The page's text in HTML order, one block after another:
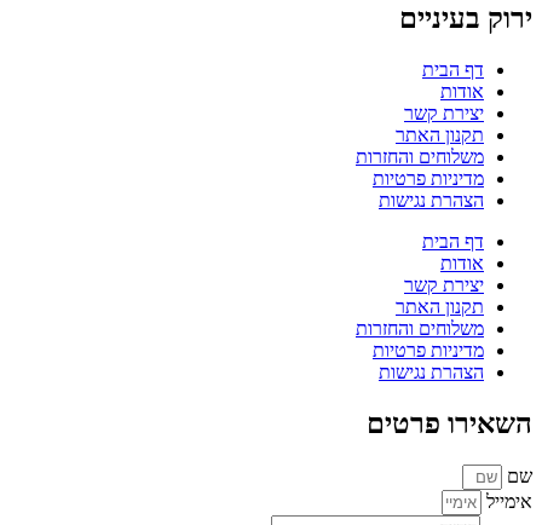
ירוק בעיניים
דף הבית
אודות
יצירת קשר
תקנון האתר
משלוחים והחזרות
מדיניות פרטיות
הצהרת נגישות
דף הבית
אודות
יצירת קשר
תקנון האתר
משלוחים והחזרות
מדיניות פרטיות
הצהרת נגישות
השאירו פרטים
שם
אימייל